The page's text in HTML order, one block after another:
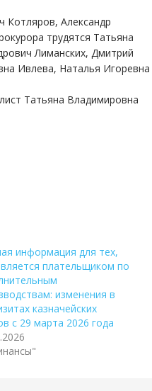
Александр
трудятся Татьяна
Лиманских, Дмитрий
Ивлева, Наталья Игоревна
Татьяна Владимировна
информация для тех,
плательщиком по
изменения в
казначейских
с 29 марта 2026 года